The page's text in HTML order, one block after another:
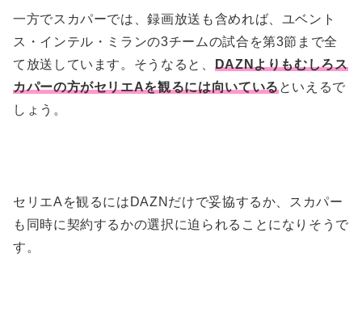
一方でスカパーでは、録画放送も含めれば、ユベント
ス・インテル・ミランの3チームの試合を第3節まで全
て放送しています。そうなると、 DAZNよりもむしろス
カパーの方がセリエAを観るには向いているといえるで
しょう。
セリエAを観るにはDAZNだけで妥協するか、スカパー
も同時に契約するかの選択に迫られることになりそうで
す。